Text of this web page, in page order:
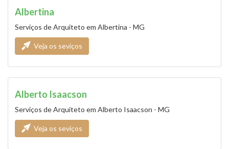
Albertina
Serviços de Arquiteto em Albertina - MG
Veja os seviços
Alberto Isaacson
Serviços de Arquiteto em Alberto Isaacson - MG
Veja os seviços